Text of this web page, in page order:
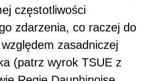
częstotliwości
zdarzenia, co raczej do
zasadniczej
(patrz wyrok TSUE z